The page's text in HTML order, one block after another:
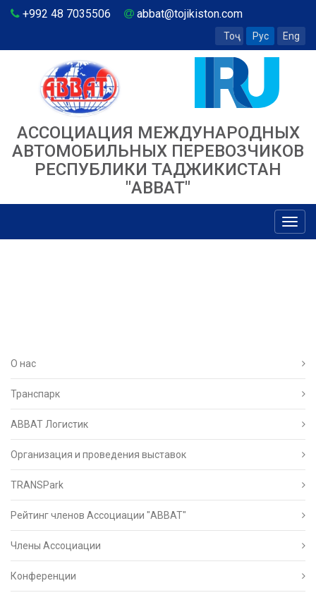
+992 48 7035506 abbat@tojikiston.com
Тоҷ Рус Eng
АССОЦИАЦИЯ МЕЖДУНАРОДНЫХ
АВТОМОБИЛЬНЫХ ПЕРЕВОЗЧИКОВ
РЕСПУБЛИКИ ТАДЖИКИСТАН
"ABBAT"
О нас
Транспарк
ABBAT Логистик
Организация и проведения выставок
TRANSPark
Рейтинг членов Ассоциации "АВВАТ"
Члены Ассоциации
Конференции